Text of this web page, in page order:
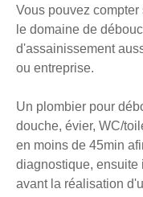
Vous pouvez
le domaine de
d'assainissement
ou entreprise.
Un plombier pour
douche, évier, WC/
en moins de 45min
diagnostique, ensuite
avant la réalisation